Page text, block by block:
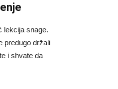
lekcija snage.
predugo držali
i shvate da